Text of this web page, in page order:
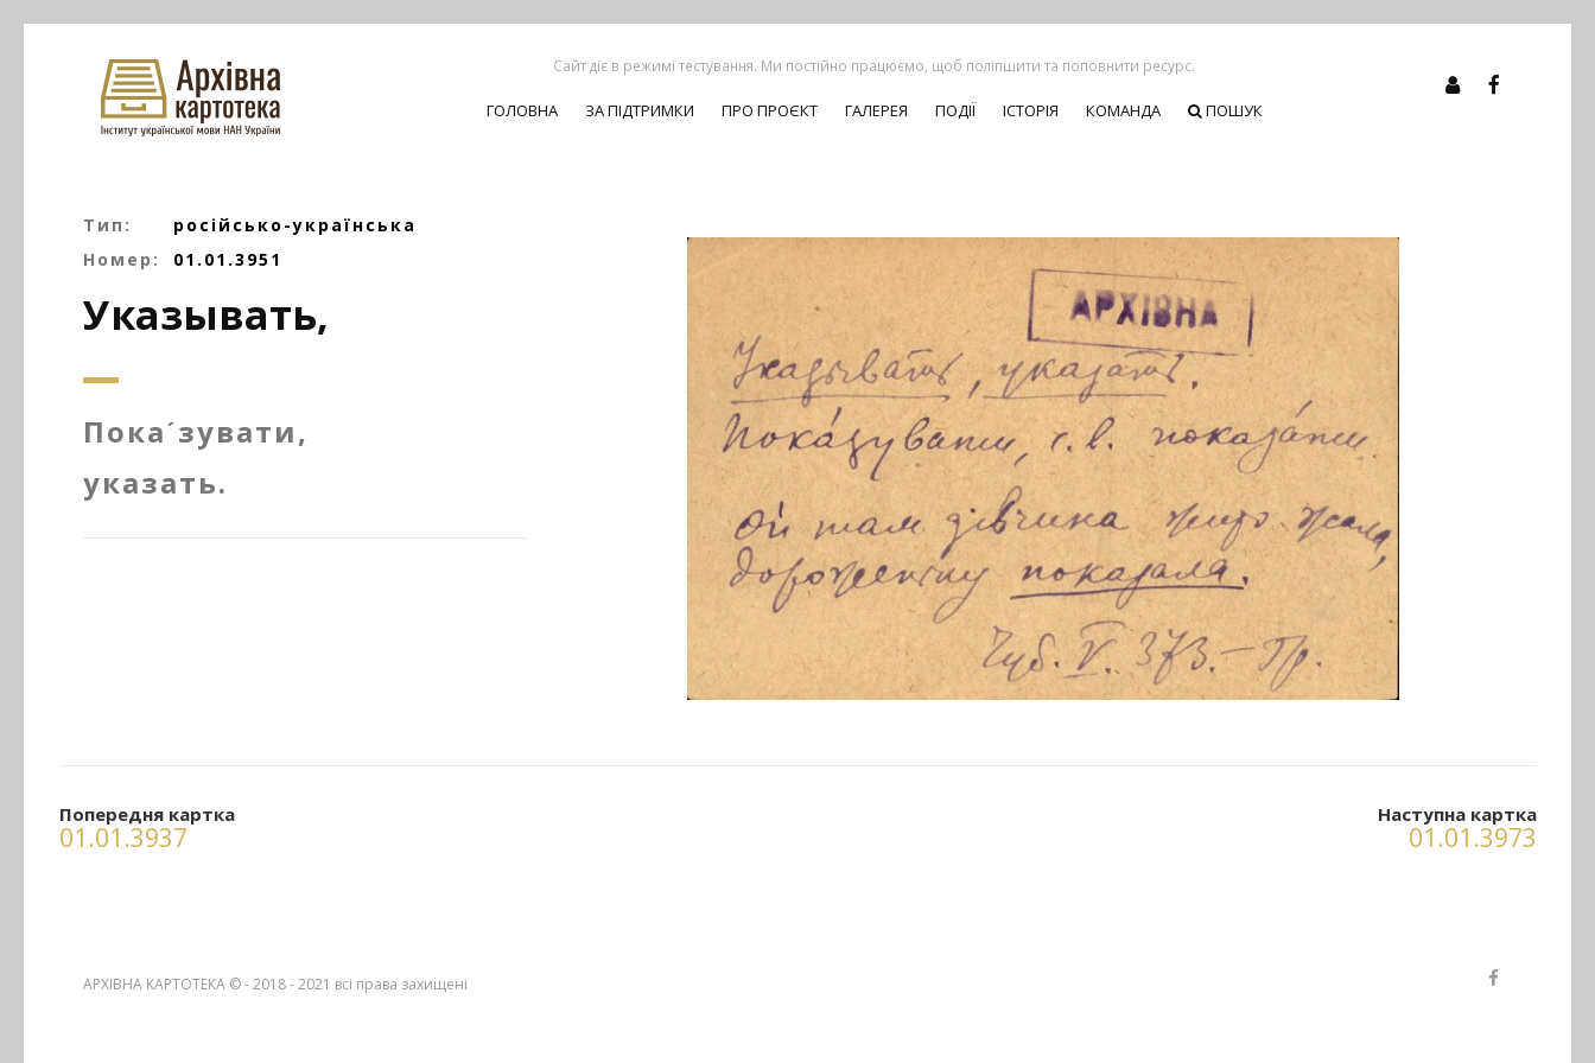
Сайт діє в режимі тестування. Ми постійно працюємо, щоб поліпшити та поповнити ресурс.
ГОЛОВНА ЗА ПІДТРИМКИ ПРО ПРОЄКТ ГАЛЕРЕЯ ПОДІЇ ІСТОРІЯ КОМАНДА ПОШУК
Тип:
російсько-українська
Номер:
01.01.3951
Указывать,
Покаˊзувати,
указать.
Попередня картка
01.01.3937
Наступна картка
01.01.3973
АРХІВНА КАРТОТЕКА © - 2018 - 2021 всі права захищені